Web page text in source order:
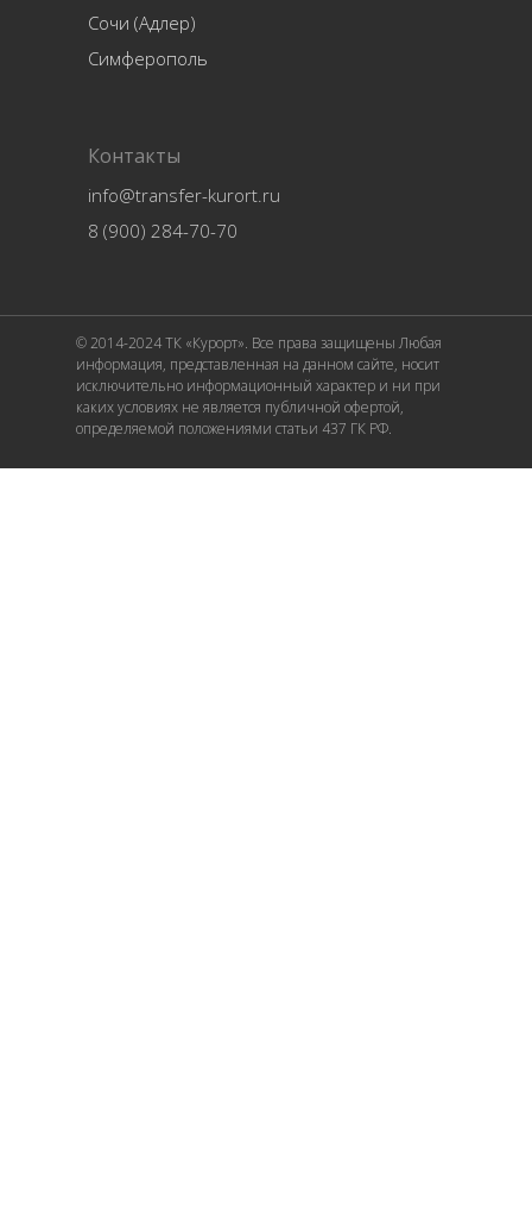
Сочи (Адлер)
Симферополь
Контакты
info@transfer-kurort.ru
8 (900) 284-70-70
© 2014-2024 ТК «Курорт». Все права защищены Любая
информация, представленная на данном сайте, носит
исключительно информационный характер и ни при
каких условиях не является публичной офертой,
определяемой положениями статьи 437 ГК РФ.